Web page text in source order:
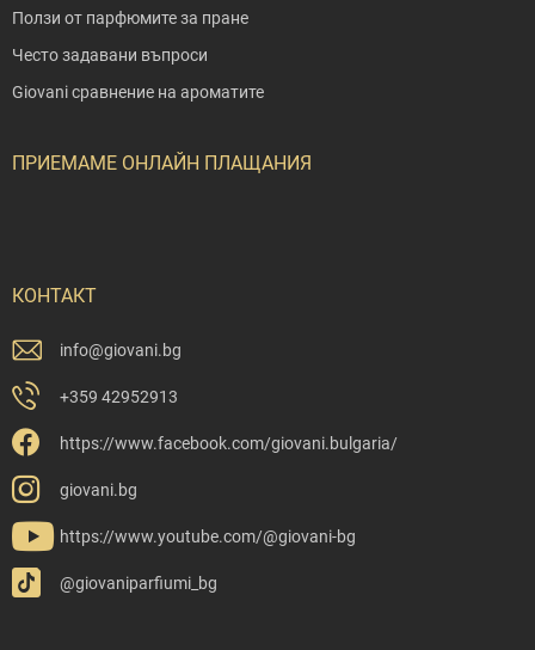
Ползи от парфюмите за пране
Често задавани въпроси
Giovani сравнение на ароматите
ПРИЕМАМЕ ОНЛАЙН ПЛАЩАНИЯ
КОНТАКТ
info@giovani.bg
+359 42952913
https://www.facebook.com/giovani.bulgaria/
giovani.bg
https://www.youtube.com/@giovani-bg
@giovaniparfiumi_bg